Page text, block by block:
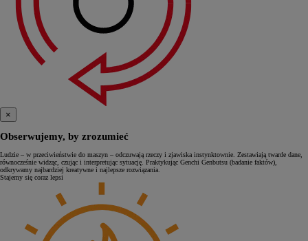
×
Obserwujemy, by zrozumieć
Ludzie – w przeciwieństwie do maszyn – odczuwają rzeczy i zjawiska instynktownie. Zestawiają twarde dane,
równocześnie widząc, czując i interpretując sytuację. Praktykując Genchi Genbutsu (badanie faktów),
odkrywamy najbardziej kreatywne i najlepsze rozwiązania.
Stajemy się coraz lepsi